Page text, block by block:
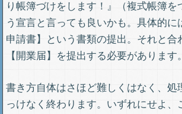
り帳簿づけをします！』（複式帳簿を
う宣言と言っても良いかも。具体的に
申請書】という書類の提出。それと合
【開業届】を提出する必要があります。
書き方自体はさほど難しくはなく、処
っけなく終わります。いずれにせよ、